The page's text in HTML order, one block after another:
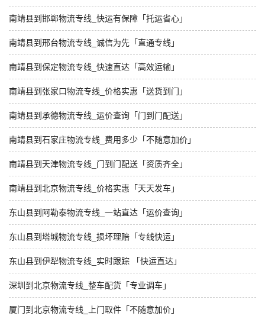
南靖县到邯郸物流专线_快运有保障「托运省心」
南靖县到邢台物流专线_诚信为先「直通专线」
南靖县到保定物流专线_快速直达「高效运输」
南靖县到张家口物流专线_价格实惠「送货到门」
南靖县到承德物流专线_运价查询「门到门配送」
南靖县到石家庄物流专线_费用多少「不随意加价」
南靖县到天津物流专线_门到门配送「资质齐全」
南靖县到北京物流专线_价格实惠「天天发车」
东山县到阿勒泰物流专线_一站直达「运价查询」
东山县到塔城物流专线_损坏理赔「专线快运」
东山县到伊犁物流专线_实时跟踪 「快运直达」
深圳到北京物流专线_整车配货「专业调车」
厦门到北京物流专线_上门取件「不随意加价」